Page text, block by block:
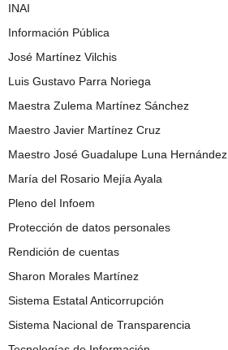
INAI
Información Pública
José Martínez Vilchis
Luis Gustavo Parra Noriega
Maestra Zulema Martínez Sánchez
Maestro Javier Martínez Cruz
Maestro José Guadalupe Luna Hernández
María del Rosario Mejía Ayala
Pleno del Infoem
Protección de datos personales
Rendición de cuentas
Sharon Morales Martínez
Sistema Estatal Anticorrupción
Sistema Nacional de Transparencia